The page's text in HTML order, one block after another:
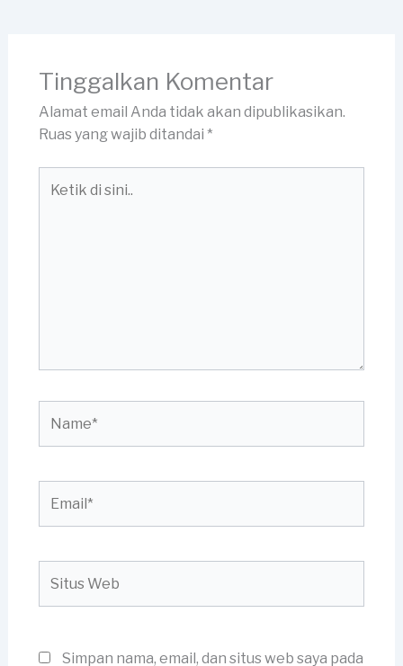
Tinggalkan Komentar
Alamat email Anda tidak akan dipublikasikan.
Ruas yang wajib ditandai *
Web
Simpan nama, email, dan situs web saya pada